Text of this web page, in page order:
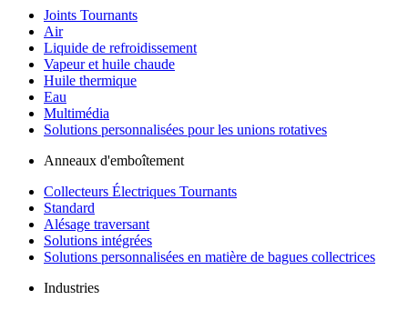
Joints Tournants
Air
Liquide de refroidissement
Vapeur et huile chaude
Huile thermique
Eau
Multimédia
Solutions personnalisées pour les unions rotatives
Anneaux d'emboîtement
Collecteurs Électriques Tournants
Standard
Alésage traversant
Solutions intégrées
Solutions personnalisées en matière de bagues collectrices
Industries